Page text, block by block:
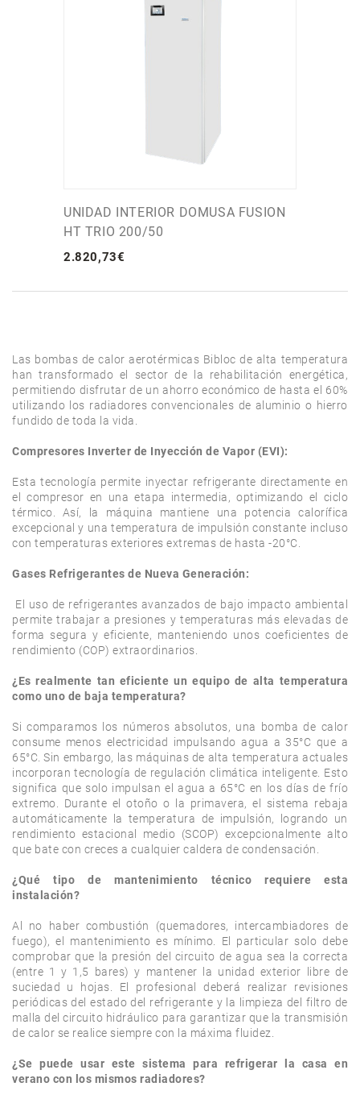
UNIDAD INTERIOR DOMUSA FUSION
HT TRIO 200/50
2.820,73€
Las bombas de calor aerotérmicas Bibloc de alta temperatura
han transformado el sector de la rehabilitación energética,
permitiendo disfrutar de un ahorro económico de hasta el 60%
utilizando los radiadores convencionales de aluminio o hierro
fundido de toda la vida.
Compresores Inverter de Inyección de Vapor (EVI):
Esta tecnología permite inyectar refrigerante directamente en
el compresor en una etapa intermedia, optimizando el ciclo
térmico. Así, la máquina mantiene una potencia calorífica
excepcional y una temperatura de impulsión constante incluso
con temperaturas exteriores extremas de hasta -20°C.
Gases Refrigerantes de Nueva Generación:
permite trabajar a presiones y temperaturas más elevadas de
forma segura y eficiente, manteniendo unos coeficientes de
rendimiento (COP) extraordinarios.
¿Es realmente tan eficiente un equipo de alta temperatura
como uno de baja temperatura?
Si comparamos los números absolutos, una bomba de calor
consume menos electricidad impulsando agua a 35°C que a
65°C. Sin embargo, las máquinas de alta temperatura actuales
incorporan tecnología de regulación climática inteligente. Esto
significa que solo impulsan el agua a 65°C en los días de frío
extremo. Durante el otoño o la primavera, el sistema rebaja
automáticamente la temperatura de impulsión, logrando un
rendimiento estacional medio (SCOP) excepcionalmente alto
que bate con creces a cualquier caldera de condensación.
¿Qué tipo de mantenimiento técnico requiere esta
instalación?
Al no haber combustión (quemadores, intercambiadores de
fuego), el mantenimiento es mínimo. El particular solo debe
comprobar que la presión del circuito de agua sea la correcta
(entre 1 y 1,5 bares) y mantener la unidad exterior libre de
suciedad u hojas. El profesional deberá realizar revisiones
periódicas del estado del refrigerante y la limpieza del filtro de
malla del circuito hidráulico para garantizar que la transmisión
de calor se realice siempre con la máxima fluidez.
¿Se puede usar este sistema para refrigerar la casa en
verano con los mismos radiadores?